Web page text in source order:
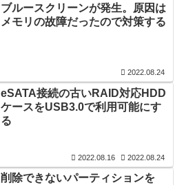
ブルースクリーンが発生。原因は
メモリの故障だったので対策する
2022.08.24
eSATA接続の古いRAID対応HDD
ケースをUSB3.0で利用可能にす
る
2022.08.16 2022.08.24
削除できないパーティションを